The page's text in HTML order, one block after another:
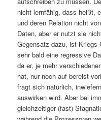
nicht lernfähig, dass heißt,
und deren Relation nicht
Daten, aber er nutzt sie
Gegensatz dazu, ist Kriegs
sehr bald eine regressive
da er, je mehr
hat, nur noch auf bereist
fragt sich natürlich,
auswirken wird. Aber bei
gleichzeitiger (fast)